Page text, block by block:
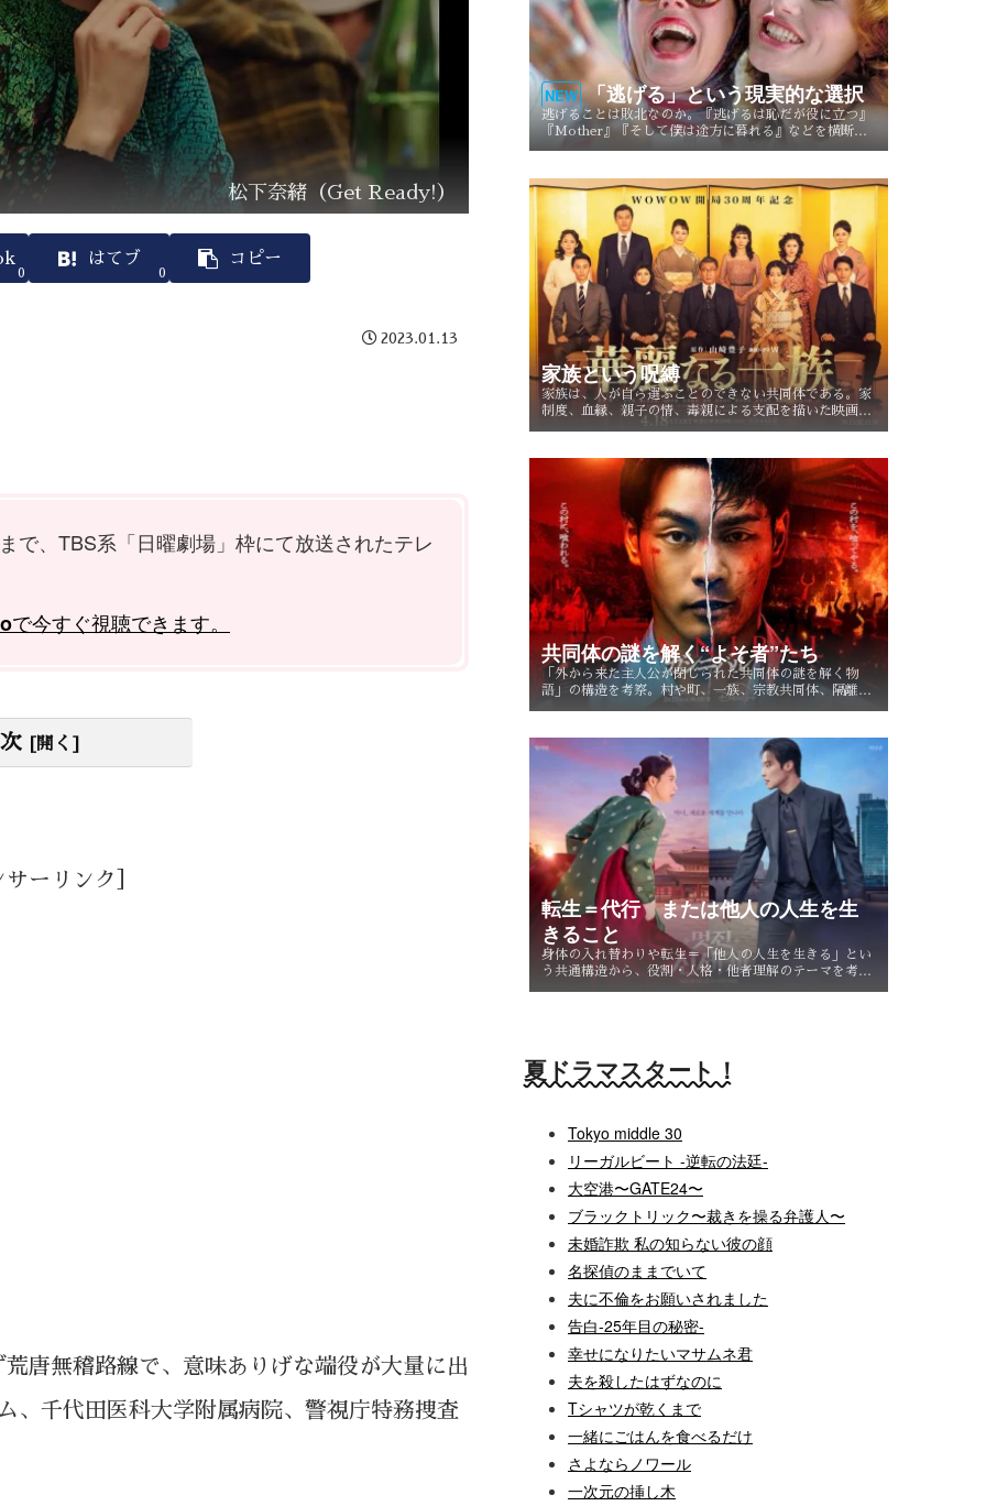
松下奈緒（Get Ready!）
0
はてブ
0
コピー
2023.01.13
で、TBS系「日曜劇場」枠にて放送されたテレ
で今すぐ視聴できます。
サーリンク］
唐無稽路線で、意味ありげな端役が大量に出
、千代田医科大学附属病院、警視庁特務捜査
NEW 「逃げる」という現実的な選択
逃げることは敗北なのか。『逃げるは恥だが役に立つ』
『Mother』『そして僕は途方に暮れる』などを横断
家族という呪縛
家族は、人が自ら選ぶことのできない共同体である。家
制度、血縁、親子の情、毒親による支配を描いた映画・
共同体の謎を解く“よそ者”たち
「外から来た主人公が閉じられた共同体の謎を解く物
語」の構造を考察。村や町、一族、宗教共同体、隔離社
転生＝代行 または他人の人生を生
きること
身体の入れ替わりや転生＝「他人の人生を生きる」とい
う共通構造から、役割・人格・他者理解のテーマを考
夏ドラマスタート！
Tokyo middle 30
リーガルビート -逆転の法廷-
大空港〜GATE24〜
ブラックトリック〜裁きを操る弁護人〜
未婚詐欺 私の知らない彼の顔
名探偵のままでいて
夫に不倫をお願いされました
告白-25年目の秘密-
幸せになりたいマサムネ君
夫を殺したはずなのに
Tシャツが乾くまで
一緒にごはんを食べるだけ
さよならノワール
一次元の挿し木